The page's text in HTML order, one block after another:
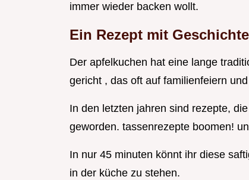
immer wieder backen wollt.
Ein Rezept mit Geschichte
Der apfelkuchen hat eine lange
gericht , das oft auf familienfeiern
In den letzten jahren sind rezepte,
geworden. tassenrezepte boomen!
In nur 45 minuten könnt ihr diese
in der küche zu stehen.